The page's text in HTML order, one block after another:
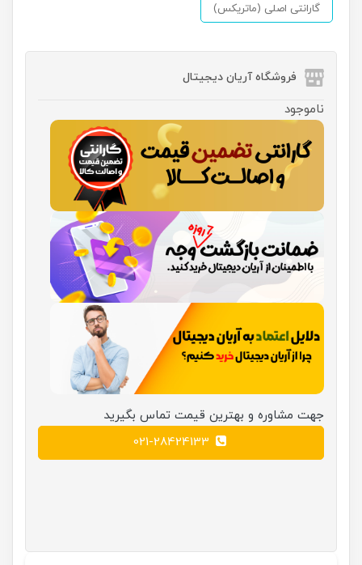
گارانتی اصلی (ماتریکس)
فروشگاه آریان دیجیتال
ناموجود
جهت مشاوره و بهترین قیمت تماس بگیرید